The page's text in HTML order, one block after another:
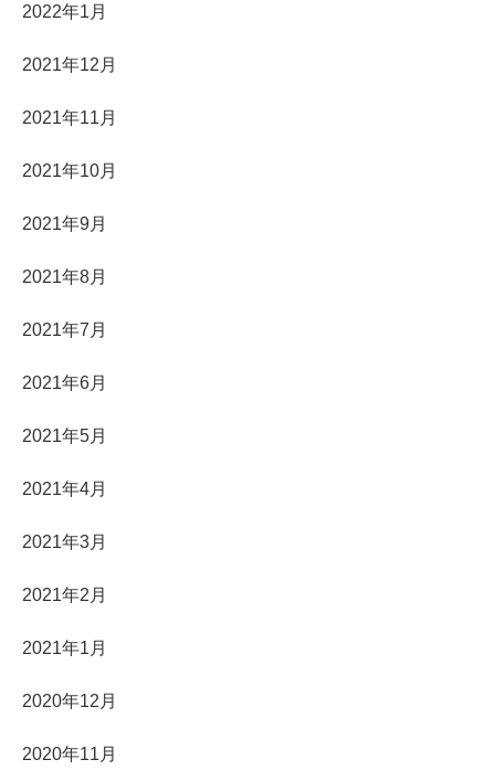
2022年1月
2021年12月
2021年11月
2021年10月
2021年9月
2021年8月
2021年7月
2021年6月
2021年5月
2021年4月
2021年3月
2021年2月
2021年1月
2020年12月
2020年11月